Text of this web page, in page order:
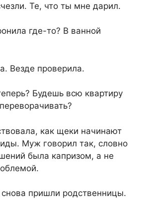
Те, что ты мне дарил.
где-то? В ванной
Везде проверила.
Будешь всю квартиру
как щеки начинают
Муж говорил так, словно
была капризом, а не
пришли родственницы.